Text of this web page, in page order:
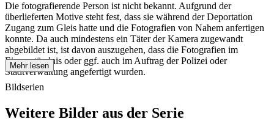
Die fotografierende Person ist nicht bekannt. Aufgrund der
überlieferten Motive steht fest, dass sie während der Deportation
Zugang zum Gleis hatte und die Fotografien von Nahem anfertigen
konnte. Da auch mindestens ein Täter der Kamera zugewandt
abgebildet ist, ist davon auszugehen, dass die Fotografien im
Einverständnis oder ggf. auch im Auftrag der Polizei oder
Stadtverwaltung angefertigt wurden.
Mehr lesen
Bildserien
Weitere Bilder aus der Serie